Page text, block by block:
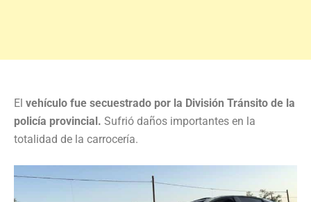
El vehículo fue secuestrado por la División Tránsito de la
policía provincial. Sufrió daños importantes en la
totalidad de la carrocería.